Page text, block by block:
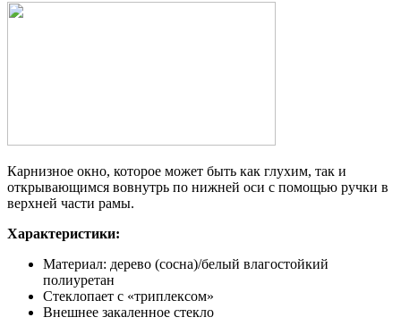
Карнизное окно, которое может быть как глухим, так и
открывающимся вовнутрь по нижней оси с помощью ручки в
верхней части рамы.
Характеристики:
Материал: дерево (сосна)/белый влагостойкий
полиуретан
Стеклопает с «триплексом»
Внешнее закаленное стекло